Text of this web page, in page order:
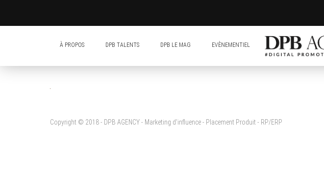
À PROPOS DPB TALENTS DPB LE MAG EVÈNEMENTIEL
Copyright © 2018 - DPB AGENCY - Marketing d'influence - Placement Produit - RP/ERP